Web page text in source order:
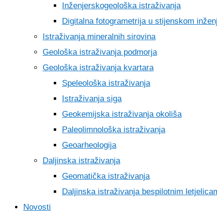
Inženjerskogeološka istraživanja
Digitalna fotogrametrija u stijenskom
Istraživanja mineralnih sirovina
Geološka istraživanja podmorja
Geološka istraživanja kvartara
Speleološka istraživanja
Istraživanja siga
Geokemijska istraživanja okoliša
Paleolimnološka istraživanja
Geoarheologija
Daljinska istraživanja
Geomatička istraživanja
Daljinska istraživanja bespilotnim
Novosti